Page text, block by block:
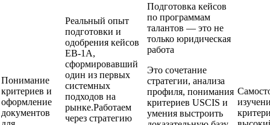
Понимание
критериев и
оформление
документов
Реальный опыт
подготовки и
одобрения кейсов
EB-1A,
сформировавший
один из первых
системных
подходов на
рынке.Работаем
через стратегию
Подготовка кейсов
по программам
талантов — это не
только юридическая
работа
Это сочетание
стратегии, анализа
профиля, понимания
критериев USCIS и
умения выстроить